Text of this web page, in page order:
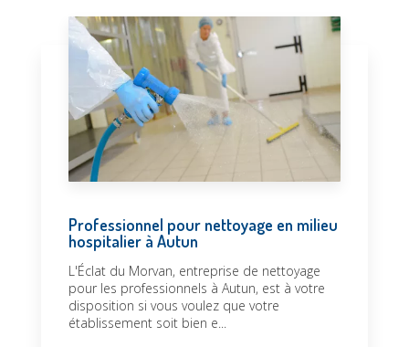
Professionnel pour nettoyage en milieu
hospitalier à Autun
L'Éclat du Morvan, entreprise de nettoyage
pour les professionnels à Autun, est à votre
disposition si vous voulez que votre
établissement soit bien e...